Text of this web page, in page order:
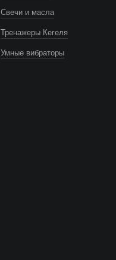
Свечи и масла
Тренажеры Кегеля
Умные вибраторы